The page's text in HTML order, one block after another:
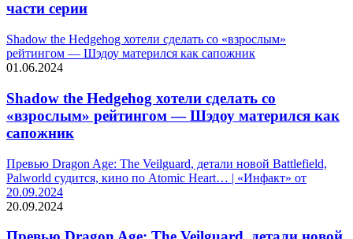
части серии
Shadow the Hedgehog хотели сделать со «взрослым»
рейтингом — Шэдоу матерился как сапожник
01.06.2024
Shadow the Hedgehog хотели сделать со
«взрослым» рейтингом — Шэдоу матерился как
сапожник
Превью Dragon Age: The Veilguard, детали новой Battlefield,
Palworld судится, кино по Atomic Heart… | «Инфакт» от
20.09.2024
20.09.2024